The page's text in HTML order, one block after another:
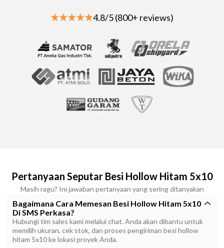
4.8/5 (800+ reviews)
Pertanyaan Seputar Besi Hollow Hitam 5x10
Masih ragu? Ini jawaban pertanyaan yang sering ditanyakan
Bagaimana Cara Memesan Besi Hollow Hitam 5x10
Di SMS Perkasa?
Hubungi tim sales kami melalui chat. Anda akan dibantu untuk
memilih ukuran, cek stok, dan proses pengiriman besi hollow
hitam 5x10 ke lokasi proyek Anda.